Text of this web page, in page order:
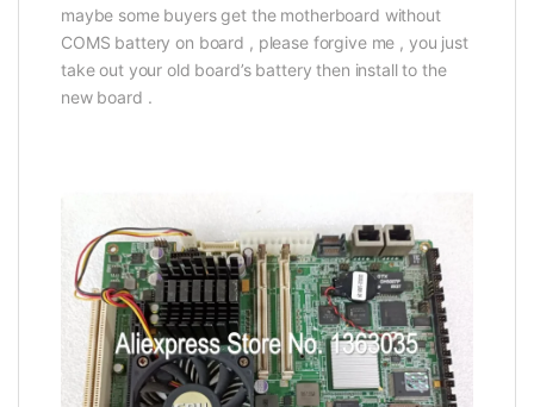
maybe some buyers get the motherboard without
COMS battery on board , please forgive me , you just
take out your old board’s battery then install to the
new board .